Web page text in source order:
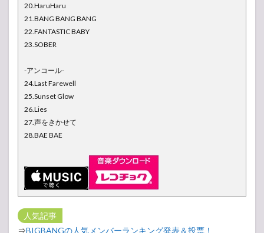
20.HaruHaru
21.BANG BANG BANG
22.FANTASTIC BABY
23.SOBER
-アンコール-
24.Last Farewell
25.Sunset Glow
26.Lies
27.声をきかせて
28.BAE BAE
人気記事
⇒BIGBANGの人気メンバーランキング発表＆投票！